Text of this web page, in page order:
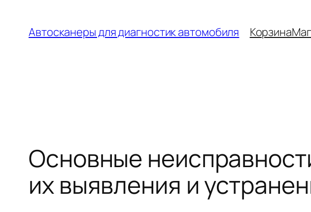
содержимому
Автосканеры для диагностик автомобиля Корзина
Основные
их выявления и